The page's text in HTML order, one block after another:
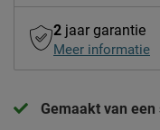
2 jaar garantie
Meer informatie
Gemaakt van